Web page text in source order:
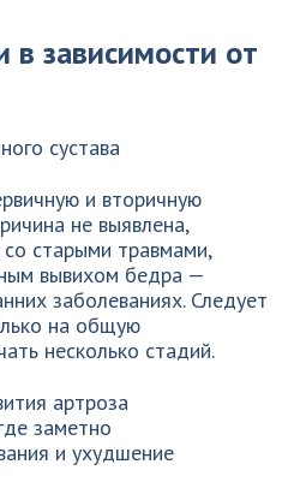
в зависимости от
и вторичную
не выявлена,
старыми травмами,
вывихом бедра —
заболеваниях. Следует
на общую
несколько стадий.
артроза
заметно
и ухудшение